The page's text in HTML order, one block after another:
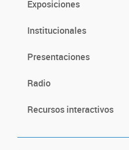
Exposiciones
Institucionales
Presentaciones
Radio
Recursos interactivos